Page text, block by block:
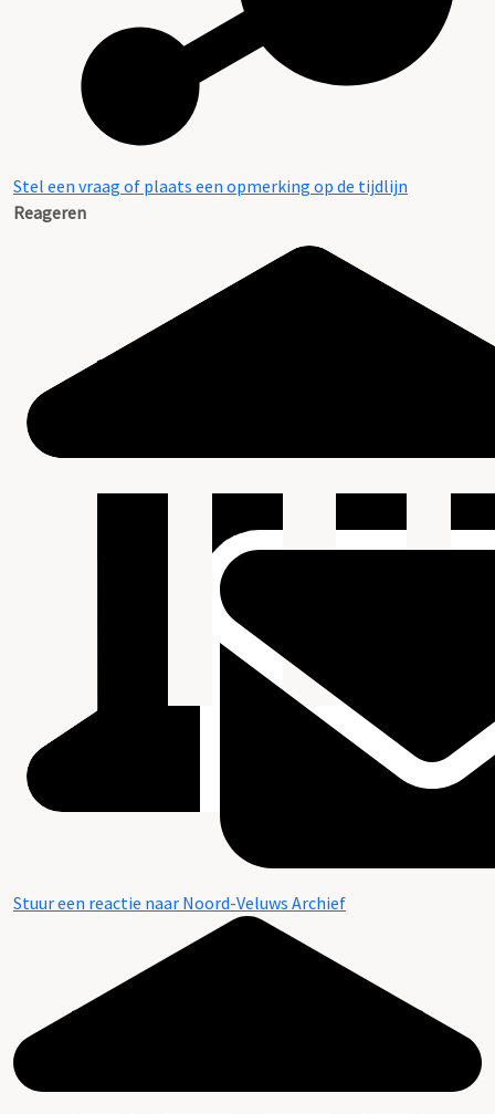
Stel een vraag of plaats een opmerking op de tijdlijn
Reageren
Stuur een reactie naar Noord-Veluws Archief